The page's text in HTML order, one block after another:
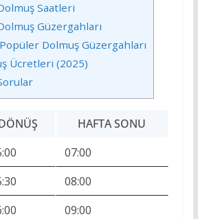
Saatleri
Güzergahları
Dolmuş Güzergahları
Ücretleri (2025)
HAFTA SONU
07:00
08:00
09:00